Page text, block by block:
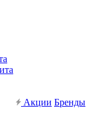
Акции Бренды